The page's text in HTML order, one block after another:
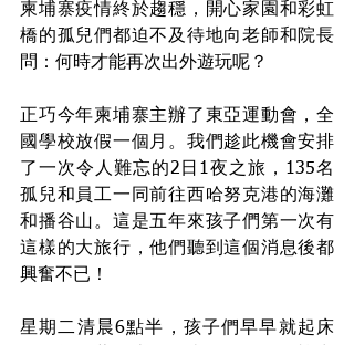
柬埔寨疫情終於趨穩，開心家園和彩虹
橋的孤兒們都迫不及待地向老師和院長
問：何時才能再次出外遊玩呢？
正巧今年柬埔寨主辦了東亞運動會，全
國學校放假一個月。我們趁此機會安排
了一次令人難忘的2日1夜之旅，135名
孤兒和員工一同前往西哈努克港的海灘
和播谷山。這是五年來孩子們第一次有
這樣的大旅行，他們聽到這個消息後都
興奮不已！
星期二清晨6點半，孩子們早早就起床